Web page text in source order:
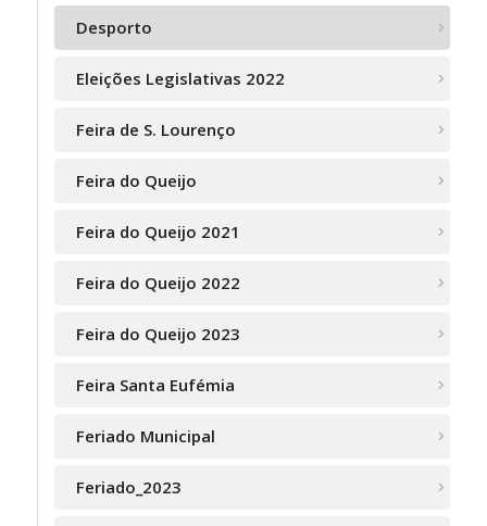
Desporto
Eleições Legislativas 2022
Feira de S. Lourenço
Feira do Queijo
Feira do Queijo 2021
Feira do Queijo 2022
Feira do Queijo 2023
Feira Santa Eufémia
Feriado Municipal
Feriado_2023